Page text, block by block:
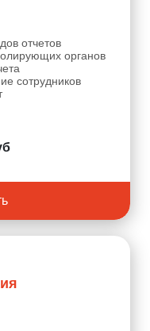
отчетов
органов
сотрудников